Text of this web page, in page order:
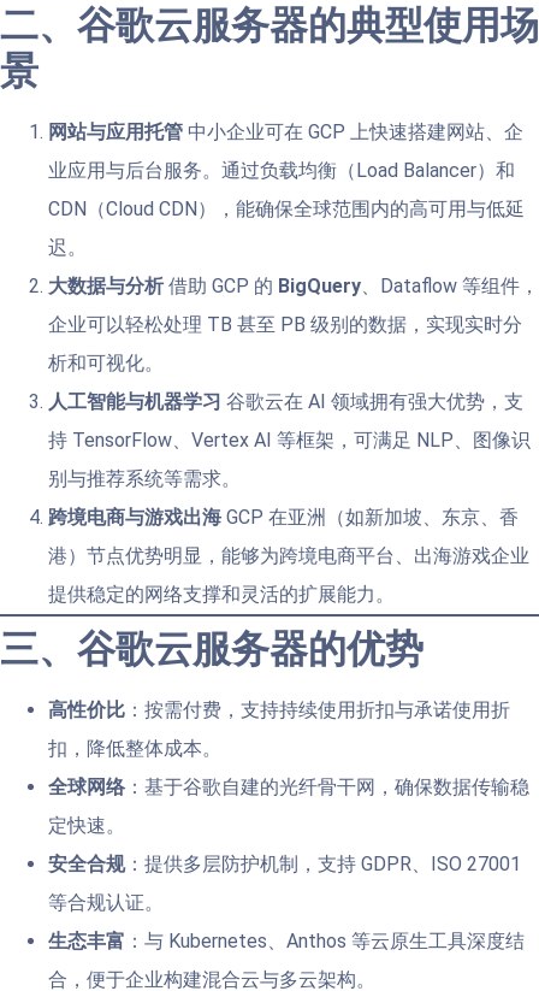
二、谷歌云服务器的典型使用场
景
网站与应用托管 中小企业可在 GCP 上快速搭建网站、企
业应用与后台服务。通过负载均衡（Load Balancer）和
CDN（Cloud CDN），能确保全球范围内的高可用与低延
迟。
大数据与分析 借助 GCP 的 BigQuery 、Dataflow 等组件，
企业可以轻松处理 TB 甚至 PB 级别的数据，实现实时分
析和可视化。
人工智能与机器学习 谷歌云在 AI 领域拥有强大优势，支
持 TensorFlow、Vertex AI 等框架，可满足 NLP、图像识
别与推荐系统等需求。
跨境电商与游戏出海 GCP 在亚洲（如新加坡、东京、香
港）节点优势明显，能够为跨境电商平台、出海游戏企业
提供稳定的网络支撑和灵活的扩展能力。
三、谷歌云服务器的优势
高性价比 ：按需付费，支持持续使用折扣与承诺使用折
扣，降低整体成本。
全球网络：基于谷歌自建的光纤骨干网，确保数据传输稳
定快速。
安全合规：提供多层防护机制，支持 GDPR、ISO 27001
等合规认证。
生态丰富 ：与 Kubernetes、Anthos 等云原生工具深度结
合，便于企业构建混合云与多云架构。